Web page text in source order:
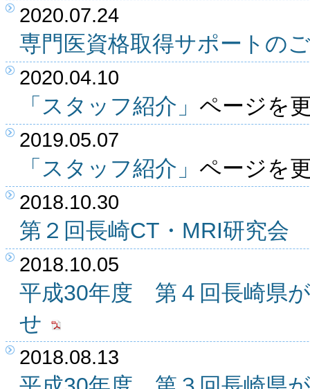
2020.07.24
専門医資格取得サポートの
2020.04.10
「スタッフ紹介」 ページを
2019.05.07
「スタッフ紹介」 ページを
2018.10.30
第２回長崎CT・MRI研究会
2018.10.05
平成30年度 第４回長崎県
せ
2018.08.13